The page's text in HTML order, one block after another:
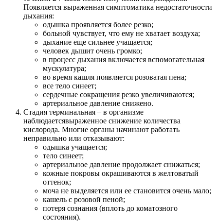
Появляется выраженная симптоматика недостаточности
дыхания:
одышка проявляется более резко;
больной чувствует, что ему не хватает воздуха;
дыхание еще сильнее учащается;
человек дышит очень громко;
в процесс дыхания включается вспомогательная
мускулатура;
во время кашля появляется розоватая пена;
все тело синеет;
сердечные сокращения резко увеличиваются;
артериальное давление снижено.
Стадия терминальная – в организме
наблюдаетсявыраженное снижение количества
кислорода. Многие органы начинают работать
неправильно или отказывают:
одышка учащается;
тело синеет;
артериальное давление продолжает снижаться;
кожные покровы окрашиваются в желтоватый
оттенок;
моча не выделяется или ее становится очень мало;
кашель с розовой пеной;
потеря сознания (вплоть до коматозного
состояния).